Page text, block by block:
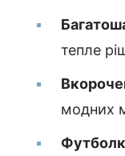
тепле
модних